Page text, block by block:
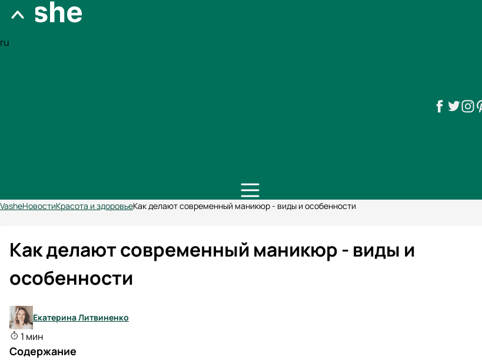
ru
VasheНовостиКрасота и здоровьеКак делают современный маникюр - виды и особенности
Как делают современный маникюр - виды и
особенности
Екатерина Литвиненко
1 мин
Содержание